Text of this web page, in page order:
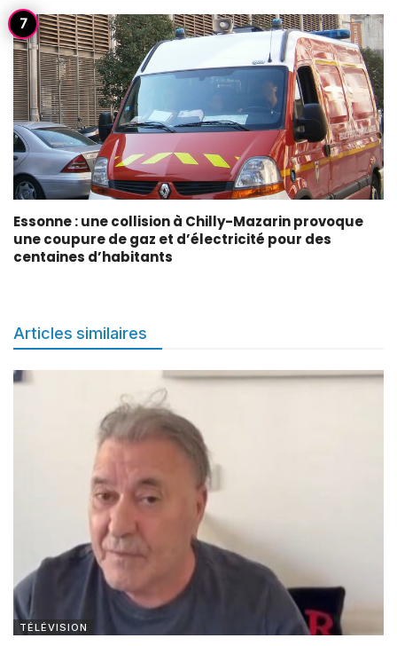
Essonne : une collision à Chilly-Mazarin provoque
une coupure de gaz et d’électricité pour des
centaines d’habitants
Articles similaires
TÉLÉVISION